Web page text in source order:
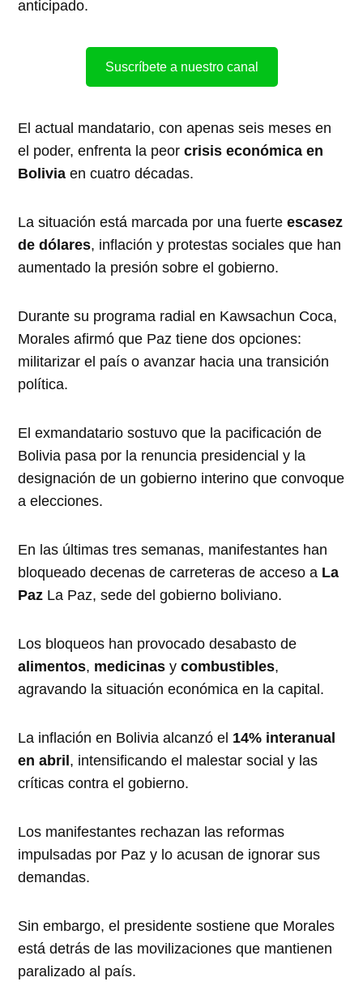
anticipado.
Suscríbete a nuestro canal
El actual mandatario, con apenas seis meses en
el poder, enfrenta la peorcrisis económica en
Bolivia en cuatro décadas.
La situación está marcada por una fuerteescasez
de dólares, inflación y protestas sociales que han
aumentado la presión sobre el gobierno.
Durante su programa radial en Kawsachun Coca,
Morales afirmó que Paz tiene dos opciones:
militarizar el país o avanzar hacia una transición
política.
El exmandatario sostuvo que la pacificación de
Bolivia pasa por la renuncia presidencial y la
designación de un gobierno interino que convoque
a elecciones.
En las últimas tres semanas, manifestantes han
bloqueado decenas de carreteras de acceso a La
Paz La Paz, sede del gobierno boliviano.
Los bloqueos han provocado desabasto de
alimentos, medicinas ycombustibles,
agravando la situación económica en la capital.
La inflación en Bolivia alcanzó el 14% interanual
en abril, intensificando el malestar social y las
críticas contra el gobierno.
Los manifestantes rechazan las reformas
impulsadas por Paz y lo acusan de ignorar sus
demandas.
Sin embargo, el presidente sostiene que Morales
está detrás de las movilizaciones que mantienen
paralizado al país.